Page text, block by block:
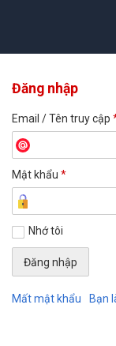
Đăng nhập
Email / Tên truy cập
Mật khẩu *
Nhớ tôi
Mất mật khẩu Bạn